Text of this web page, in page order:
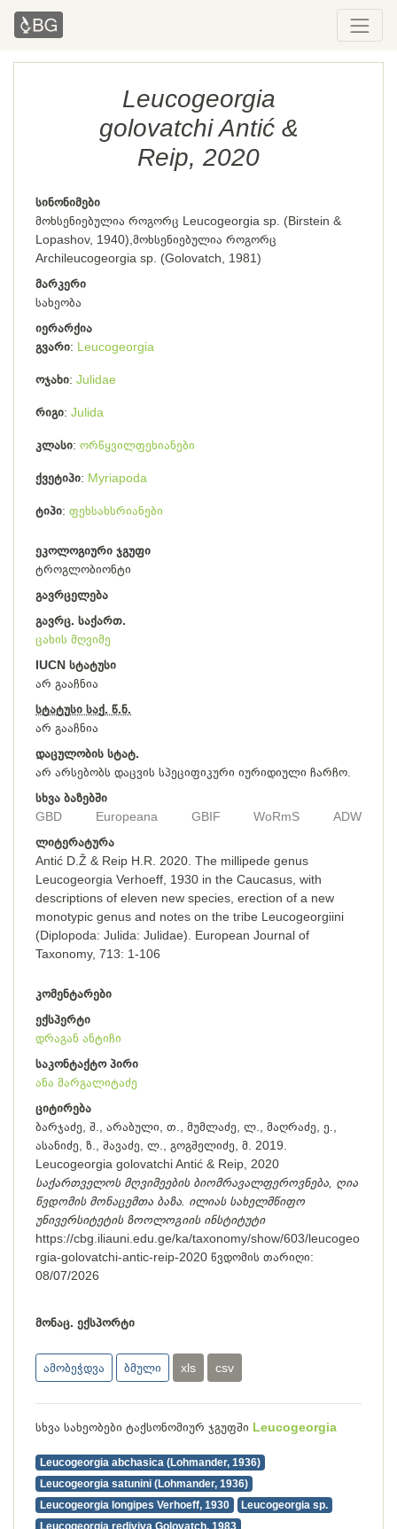
Leucogeorgia
golovatchi Antić &
Reip, 2020
სინონიმები
მოხსენიებულია როგორც Leucogeorgia sp. (Birstein &
Lopashov, 1940),მოხსენიებულია როგორც
Archileucogeorgia sp. (Golovatch, 1981)
მარკერი
სახეობა
იერარქია
გვარი Leucogeorgia
ოჯახი Julidae
რიგი Julida
კლასი ორწყვილფეხიანები
ქვეტიპი Myriapoda
ტიპი ფეხსახსრიანები
ეკოლოგიური ჯგუფი
ტროგლობიონტი
გავრცელება
გავრც. საქართ.
ცახის მღვიმე
IUCN სტატუსი
არ გააჩნია
სტატუსი საქ. წ.ნ.
არ გააჩნია
დაცულობის სტატ.
არ არსებობს დაცვის სპეციფიკური იურიდიული ჩარჩო.
სხვა ბაზებში
GBD
Europeana GBIF WoRmS
ADW
ლიტერატურა
Antić D.Ž & Reip H.R. 2020. The millipede genus
Leucogeorgia Verhoeff, 1930 in the Caucasus, with
descriptions of eleven new species, erection of a new
monotypic genus and notes on the tribe Leucogeorgiini
(Diplopoda: Julida: Julidae). European Journal of
Taxonomy, 713: 1-106
კომენტარები
ექსპერტი
დრაგან ანტიჩი
საკონტაქტო პირი
ანა მარგალიტაძე
ციტირება
ბარჯაძე, შ., არაბული, თ., მუმლაძე, ლ., მაღრაძე, ე.,
ასანიძე, ზ., შავაძე, ლ., გოგშელიძე, მ. 2019.
Leucogeorgia golovatchi Antić & Reip, 2020
საქართველოს მღვიმეების ბიომრავალფეროვნება, ღია
წვდომის მონაცემთა ბაზა. ილიას სახელმწიფო
უნივერსიტეტის ზოოლოგიის ინსტიტუტი
https://cbg.iliauni.edu.ge/ka/taxonomy/show/603/leucogeo
rgia-golovatchi-antic-reip-2020 წვდომის თარიღი:
08/07/2026
მონაც. ექსპორტი
ამობეჭდვა ბმული xls csv
სხვა სახეობები ტაქსონომიურ ჯგუფში Leucogeorgia
Leucogeorgia abchasica (Lohmander, 1936)
Leucogeorgia satunini (Lohmander, 1936)
Leucogeorgia longipes Verhoeff, 1930
Leucogeorgia sp.
Leucogeorgia rediviva Golovatch, 1983